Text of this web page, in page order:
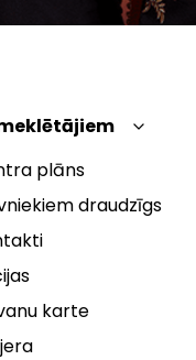
plāns
draudzīgs
karte